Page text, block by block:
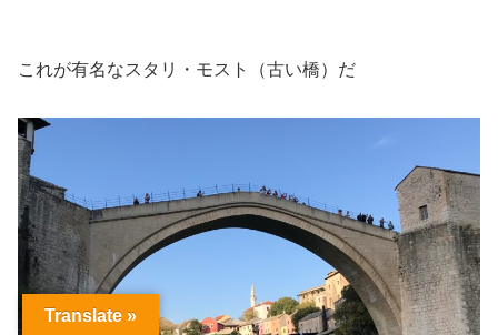
これが有名なスタリ・モスト（古い橋）だ
Translate »